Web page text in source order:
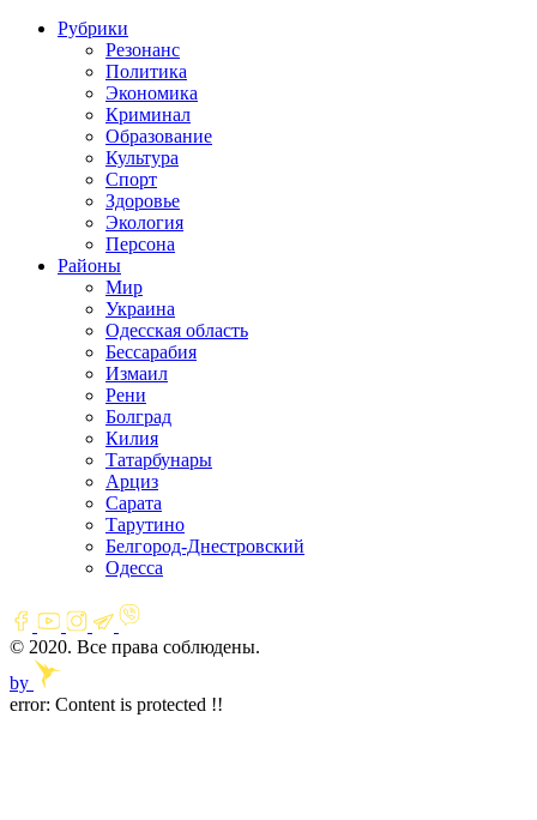
Рубрики
Резонанс
Политика
Экономика
Криминал
Образование
Культура
Спорт
Здоровье
Экология
Персона
Районы
Мир
Украина
Одесская область
Бессарабия
Измаил
Рени
Болград
Килия
Татарбунары
Арциз
Сарата
Тарутино
Белгород-Днестровский
Одесса
© 2020. Все права соблюдены.
by
error: Content is protected !!